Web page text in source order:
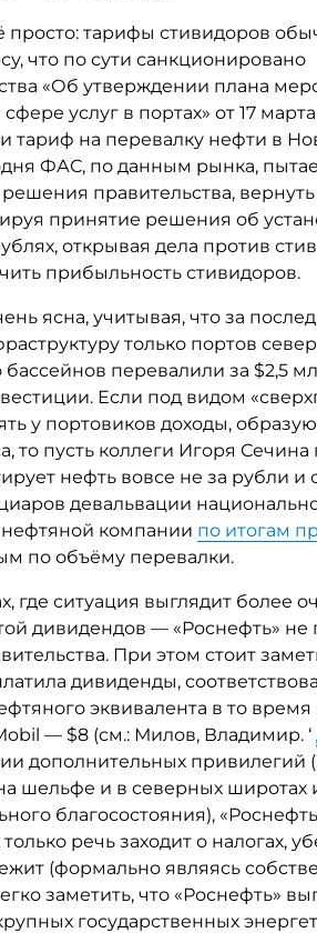
просто: тарифы стивидоров
что по сути санкционировано
«Об утверждении плана
услуг в портах» от 17 марта
тариф на перевалку нефти в
ФАС, по данным рынка,
правительства,
принятие решения об
открывая дела против
прибыльность стивидоров.
ясна, учитывая, что за
только портов
перевалили за $2,5
Если под видом
у портовиков доходы,
то пусть коллеги Игоря Сечина
нефть вовсе не за рубли и
девальвации
компании по итогам
по объёму перевалки.
где ситуация выглядит более
дивидендов — «Роснефть» не
При этом стоит
дивиденды,
эквивалента в то
— $8 (см.: Милов, Владимир. ‘
дополнительных привилегий
шельфе и в северных широтах
благосостояния),
речь заходит о налогах,
(формально являясь
заметить, что «Роснефть»
государственных